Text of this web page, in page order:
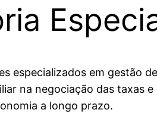
especializados em gestão
na negociação das taxas
a longo prazo.